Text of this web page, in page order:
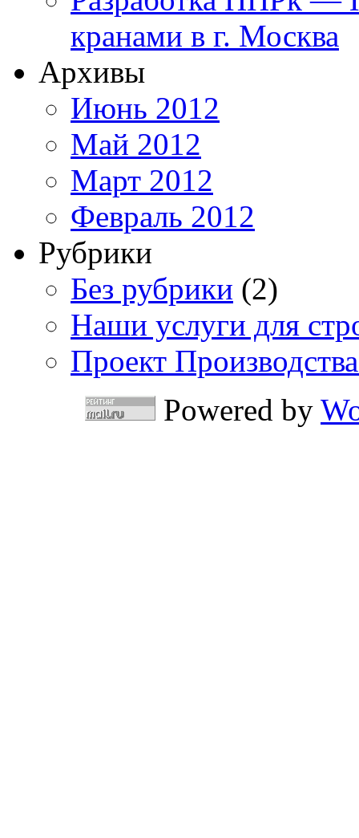
кранами в г. Москва
Архивы
Июнь 2012
Май 2012
Март 2012
Февраль 2012
Рубрики
Без рубрики (2)
Наши услуги для
Проект
Powered by